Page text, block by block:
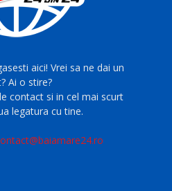
aici! Vrei sa ne dai un
Ai o stire?
contact si in cel mai scurt
legatura cu tine.